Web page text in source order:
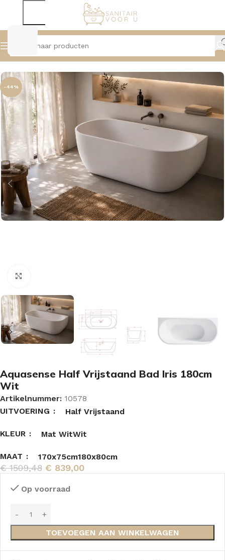
Home Baden Half Vrijstaande Baden
-44%
Aquasense Half Vrijstaand Bad Iris 180cm
Wit
Artikelnummer: 10578
UITVOERING
Half Vrijstaand
KLEUR Mat WitWit
MAAT 170x75cm180x80cm
€1509,48 € 839,00
Op voorraad
TOEVOEGEN AAN WINKELWAGEN